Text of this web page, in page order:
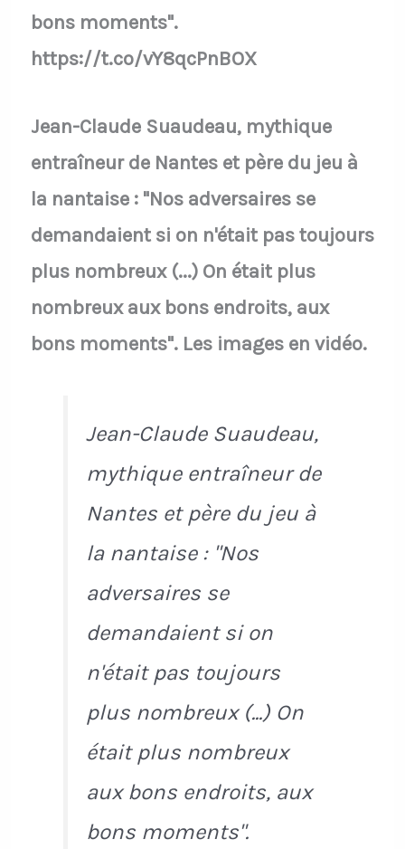
bons moments".
https://t.co/vY8qcPnBOX
Jean-Claude Suaudeau, mythique
entraîneur de Nantes et père du jeu à
la nantaise : "Nos adversaires se
demandaient si on n'était pas toujours
plus nombreux (...) On était plus
nombreux aux bons endroits, aux
bons moments". Les images en vidéo.
Jean-Claude Suaudeau,
mythique entraîneur de
Nantes et père du jeu à
la nantaise : "Nos
adversaires se
demandaient si on
n'était pas toujours
plus nombreux (...) On
était plus nombreux
aux bons endroits, aux
bons moments".